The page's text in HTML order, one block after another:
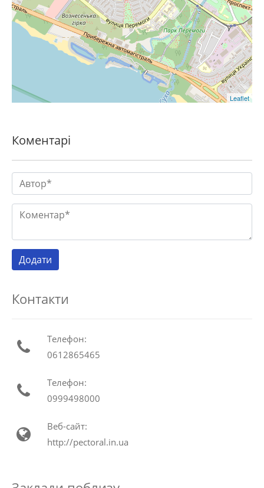
Leaflet
Коментарі
Контакти
Телефон:
0612865465
Телефон:
0999498000
Веб-сайт:
http://pectoral.in.ua